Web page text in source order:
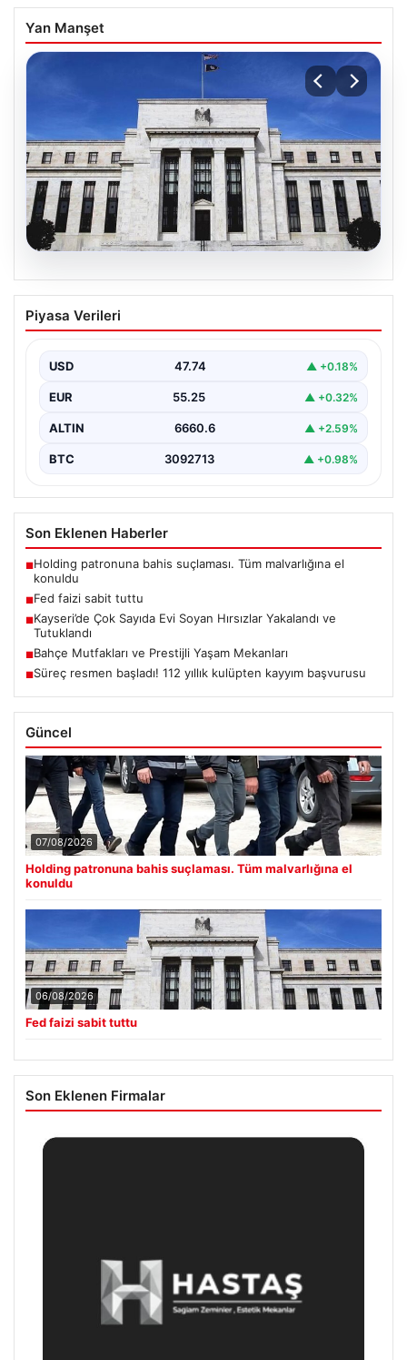
Yan Manşet
06.08.2026
Fed faizi sabit tuttu
{ "title": "ABD Merkez Bankası Faiz Oranında Değişiklik
Piyasa Verileri
USD 47.74 ▲ +0.18%
EUR 55.25 ▲ +0.32%
ALTIN 6660.6 ▲ +2.59%
BTC 3092713 ▲ +0.98%
Son Eklenen Haberler
■Holding patronuna bahis suçlaması. Tüm malvarlığına el
konuldu
■Fed faizi sabit tuttu
■Kayseri’de Çok Sayıda Evi Soyan Hırsızlar Yakalandı ve
Tutuklandı
■Bahçe Mutfakları ve Prestijli Yaşam Mekanları
■Süreç resmen başladı! 112 yıllık kulüpten kayyım başvurusu
Güncel
07/08/2026
Holding patronuna bahis suçlaması. Tüm malvarlığına el
konuldu
06/08/2026
Fed faizi sabit tuttu
Son Eklenen Firmalar